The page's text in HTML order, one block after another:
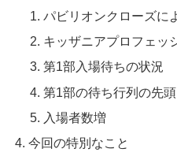
パビリオンクローズに
キッザニアプロフェッ
第1部入場待ちの状況
第1部の待ち行列の先頭
入場者数増
今回の特別なこと